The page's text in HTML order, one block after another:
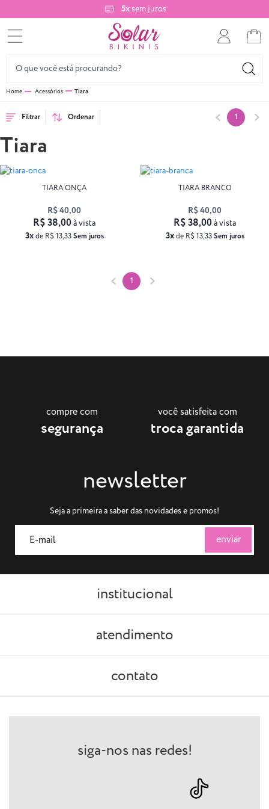
5xsem juros
Acessórios Tiara
Filtrar Ordenar 1
Tiara
TIARA ONÇA
R$ 40,00
3xde R$ 13,33Sem juros
R$ 38,00à vista
TIARA BRANCO
R$ 40,00
3xde R$ 13,33Sem juros
R$ 38,00à vista
1
compre com
segurança
você satisfeita com
troca garantida
newsletter
Seja a primeira a saber das novidades e promos!
institucional
atendimento
contato
siga-nos nas redes!